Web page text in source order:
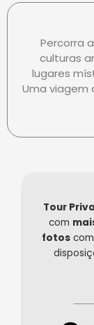
Percorra a
culturas
lugares
Uma viagem
Tour
com
fotos